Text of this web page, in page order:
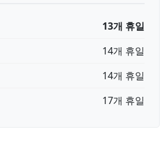
13개 휴일
14개 휴일
14개 휴일
17개 휴일